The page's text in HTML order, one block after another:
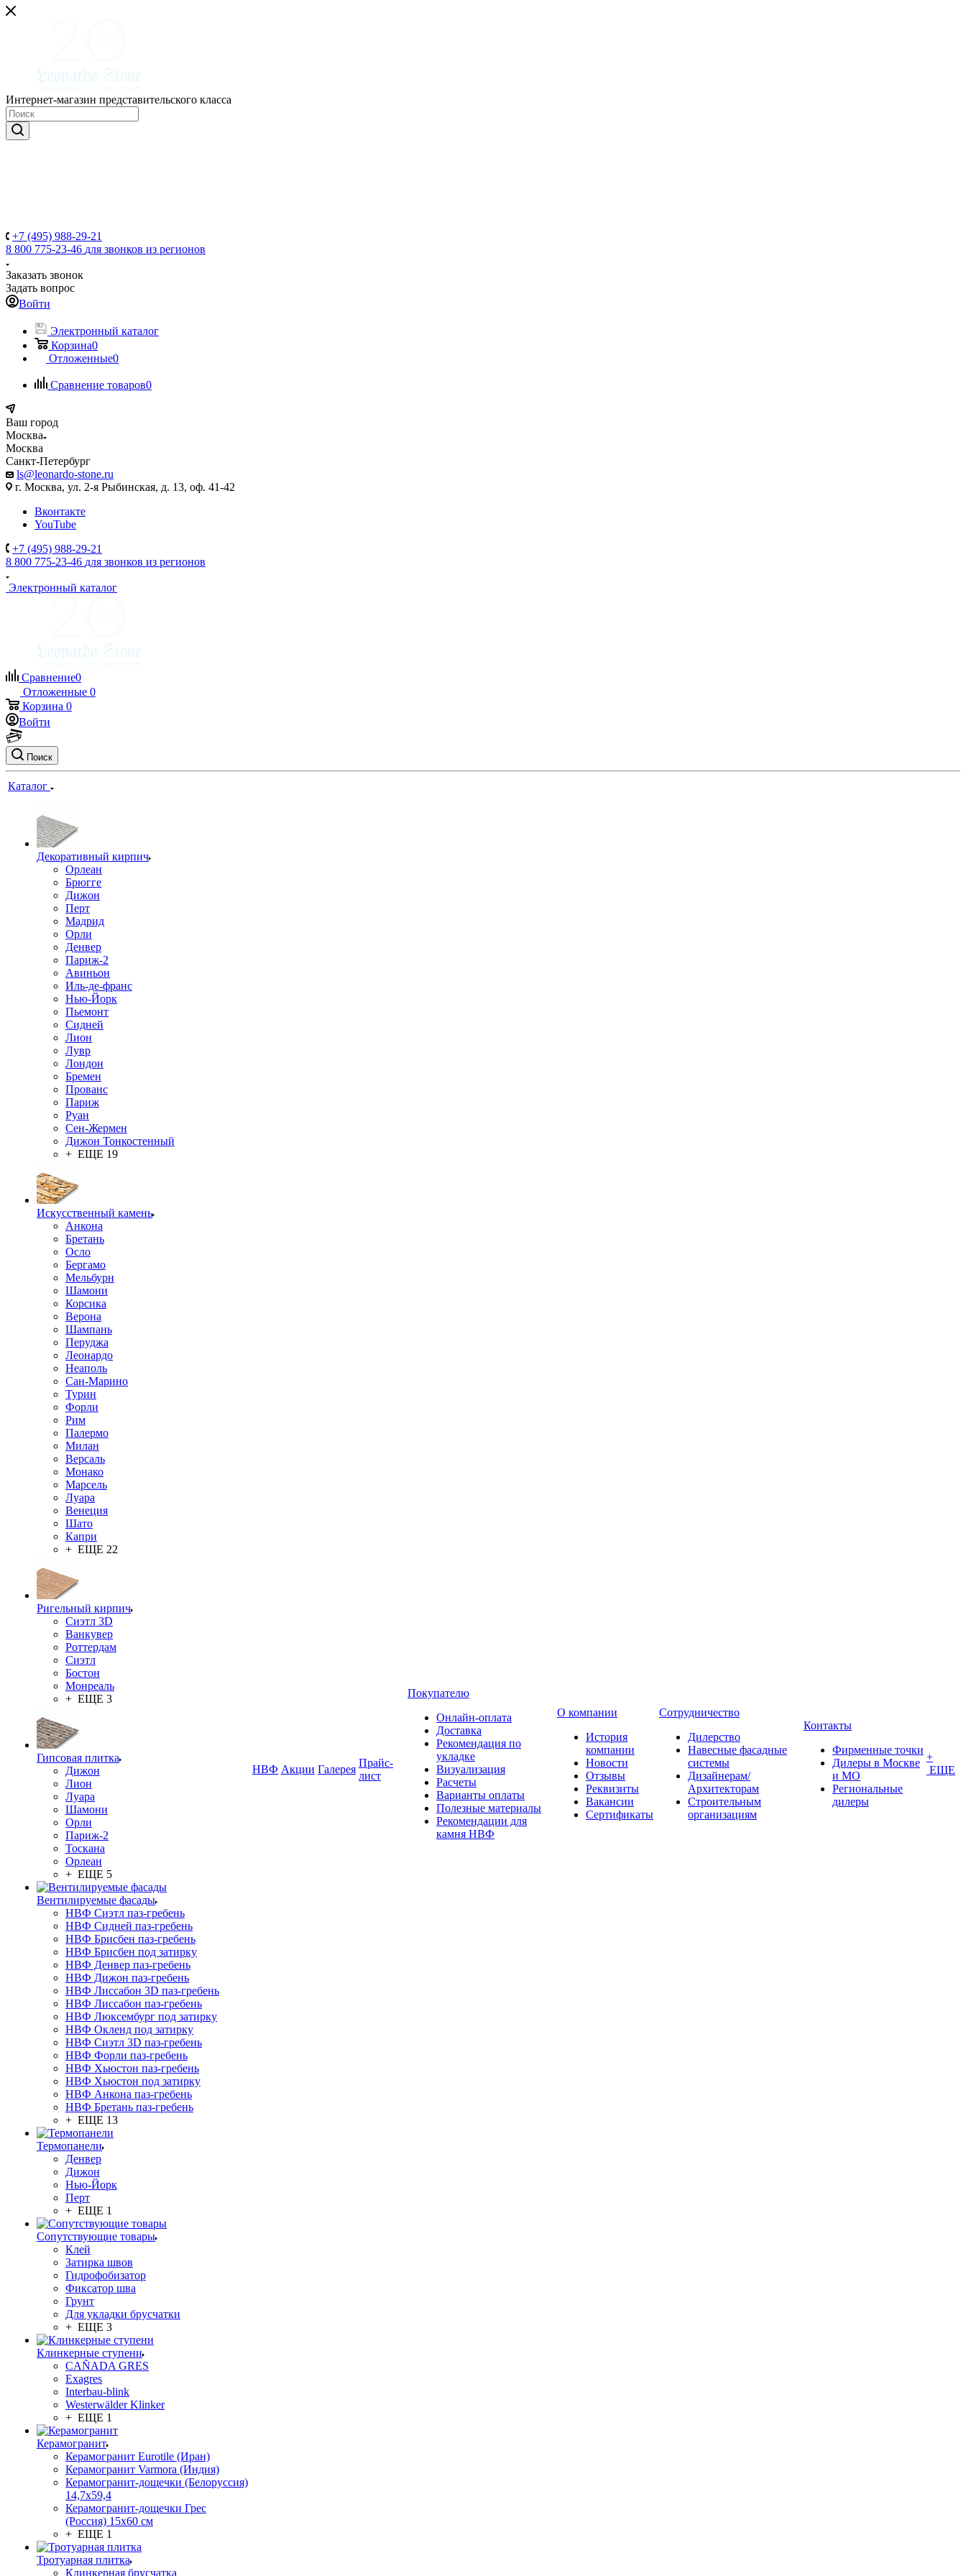
Интернет-магазин представительского класса
+7 (495) 988-29-21
8 800 775-23-46 для звонков из регионов
Заказать звонок
Задать вопрос
Войти
Электронный каталог
Корзина0
Отложенные0
Сравнение товаров0
Ваш город
Москва
Москва
Санкт-Петербург
ls@leonardo-stone.ru
г. Москва, ул. 2-я Рыбинская, д. 13, оф. 41-42
Вконтакте
YouTube
+7 (495) 988-29-21
8 800 775-23-46 для звонков из регионов
Электронный каталог
Сравнение0
Отложенные 0
Корзина 0
Войти
Поиск
Каталог
Декоративный кирпич
Орлеан
Брюгге
Дижон
Перт
Мадрид
Орли
Денвер
Париж-2
Авиньон
Иль-де-франс
Нью-Йорк
Пьемонт
Сидней
Лион
Лувр
Лондон
Бремен
Прованс
Париж
Руан
Сен-Жермен
Дижон Тонкостенный
+ ЕЩЕ 19
Искусственный камень
Анкона
Бретань
Осло
Бергамо
Мельбурн
Шамони
Корсика
Верона
Шампань
Перуджа
Леонардо
Неаполь
Сан-Марино
Турин
Форли
Рим
Палермо
Милан
Версаль
Монако
Марсель
Луара
Венеция
Шато
Капри
+ ЕЩЕ 22
Ригельный кирпич
Сиэтл 3D
Ванкувер
Роттердам
Сиэтл
Бостон
Монреаль
+ ЕЩЕ 3
Гипсовая плитка
Дижон
Лион
Луара
Шамони
Орли
Париж-2
Тоскана
Орлеан
+ ЕЩЕ 5
Вентилируемые фасады
НВФ Сиэтл паз-гребень
НВФ Сидней паз-гребень
НВФ Брисбен паз-гребень
НВФ Брисбен под затирку
НВФ Денвер паз-гребень
НВФ Дижон паз-гребень
НВФ Лиссабон 3D паз-гребень
НВФ Лиссабон паз-гребень
НВФ Люксембург под затирку
НВФ Окленд под затирку
НВФ Сиэтл 3D паз-гребень
НВФ Форли паз-гребень
НВФ Хьюстон паз-гребень
НВФ Хьюстон под затирку
НВФ Анкона паз-гребень
НВФ Бретань паз-гребень
+ ЕЩЕ 13
Термопанели
Денвер
Дижон
Нью-Йорк
Перт
+ ЕЩЕ 1
Сопутствующие товары
Клей
Затирка швов
Гидрофобизатор
Фиксатор шва
Грунт
Для укладки брусчатки
+ ЕЩЕ 3
Клинкерные ступени
CAÑADA GRES
Exagres
Interbau-blink
Westerwälder Klinker
+ ЕЩЕ 1
Керамогранит
Керамогранит Eurotile (Иран)
Керамогранит Varmora (Индия)
Керамогранит-дощечки (Белоруссия)
14,7x59,4
Керамогранит-дощечки Грес
(Россия) 15х60 см
+ ЕЩЕ 1
Тротуарная плитка
Клинкерная брусчатка
НВФ Акции Галерея
Прайс-
лист
Покупателю
Онлайн-оплата
Доставка
Рекомендация по
укладке
Визуализация
Расчеты
Варианты оплаты
Полезные материалы
Рекомендации для
камня НВФ
О компании
История
компании
Новости
Отзывы
Реквизиты
Вакансии
Сертификаты
Сотрудничество
Дилерство
Навесные фасадные
системы
Дизайнерам/
Архитекторам
Строительным
организациям
Контакты
Фирменные точки
Дилеры в Москве
и МО
Региональные
дилеры
+
ЕЩЕ